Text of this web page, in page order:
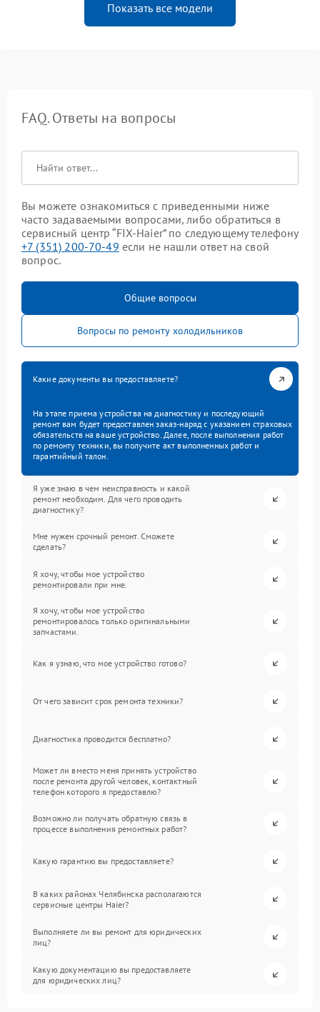
Показать все модели
FAQ. Ответы на вопросы
Вы можете ознакомиться с приведенными ниже
часто задаваемыми вопросами, либо обратиться в
сервисный центр “FIX-Haier” по следующему телефону
+7 (351) 200-70-49 если не нашли ответ на свой
вопрос.
Общие вопросы
Вопросы по ремонту холодильников
Какие документы вы предоставляете?
На этапе приема устройства на диагностику и последующий
ремонт вам будет предоставлен заказ-наряд с указанием страховых
обязательств на ваше устройство. Далее, после выполнения работ
по ремонту техники, вы получите акт выполненных работ и
гарантийный талон.
Я уже знаю в чем неисправность и какой
ремонт необходим. Для чего проводить
диагностику?
Мне нужен срочный ремонт. Сможете
сделать?
Я хочу, чтобы мое устройство
ремонтировали при мне.
Я хочу, чтобы мое устройство
ремонтировалось только оригинальными
запчастями.
Как я узнаю, что мое устройство готово?
От чего зависит срок ремонта техники?
Диагностика проводится бесплатно?
Может ли вместо меня принять устройство
после ремонта другой человек, контактный
телефон которого я предоставлю?
Возможно ли получать обратную связь в
процессе выполнения ремонтных работ?
Какую гарантию вы предоставляете?
В каких районах Челябинска располагаются
сервисные центры Haier?
Выполняете ли вы ремонт для юридических
лиц?
Какую документацию вы предоставляете
для юридических лиц?